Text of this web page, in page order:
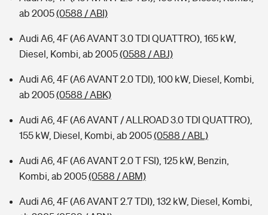
ab 2005(0588 / ABI)
Audi A6, 4F (A6 AVANT 3.0 TDI QUATTRO), 165 kW,
Diesel, Kombi, ab 2005(0588 / ABJ)
Audi A6, 4F (A6 AVANT 2.0 TDI), 100 kW, Diesel, Kombi,
ab 2005(0588 / ABK)
Audi A6, 4F (A6 AVANT / ALLROAD 3.0 TDI QUATTRO),
155 kW, Diesel, Kombi, ab 2005(0588 / ABL)
Audi A6, 4F (A6 AVANT 2.0 T FSI), 125 kW, Benzin,
Kombi, ab 2005(0588 / ABM)
Audi A6, 4F (A6 AVANT 2.7 TDI), 132 kW, Diesel, Kombi,